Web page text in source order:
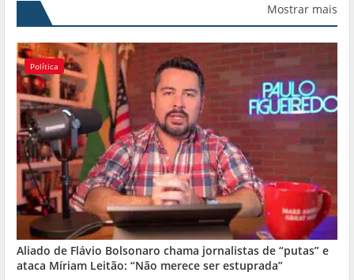
Mostrar mais
Política
Aliado de Flávio Bolsonaro chama jornalistas de “putas” e
ataca Míriam Leitão: “Não merece ser estuprada”